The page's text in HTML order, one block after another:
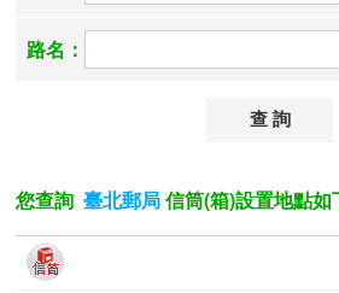
路名：
您查詢臺北郵局 信筒(箱)設置地點如